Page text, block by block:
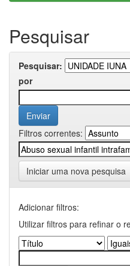
Pesquisar
Pesquisar:
por
Filtros correntes:
Iniciar uma nova pesquisa
Adicionar filtros:
Utilizar filtros para refinar o